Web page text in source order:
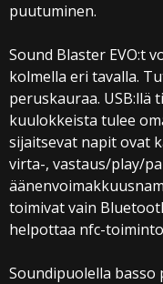
puutuminen.
Sound Blaster EVO:t
kolmella eri tavalla.
peruskauraa. USB:llä
kuulokkeista tulee
sijaitsevat napit ovat
virta-, vastaus/play/
toimivat vain
helpottaa nfc-
Soundipuolella basso